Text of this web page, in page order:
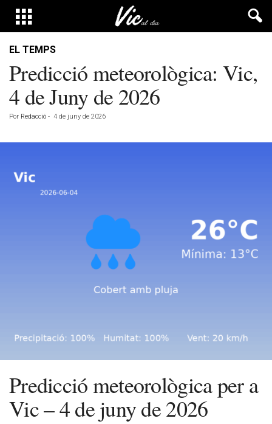
EL TEMPS
Predicció meteorològica: Vic,
4 de Juny de 2026
Por Redacció - 4 de juny de 2026
Predicció meteorològica per a
Vic – 4 de juny de 2026